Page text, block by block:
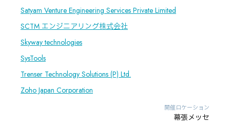
Satyam Venture Engineering Services Private Limited
SCTM エンジニアリング株式会社
Skyway technologies
SysTools
Trenser Technology Solutions (P) Ltd.
Zoho Japan Corporation
開催ロケーション
幕張メッセ